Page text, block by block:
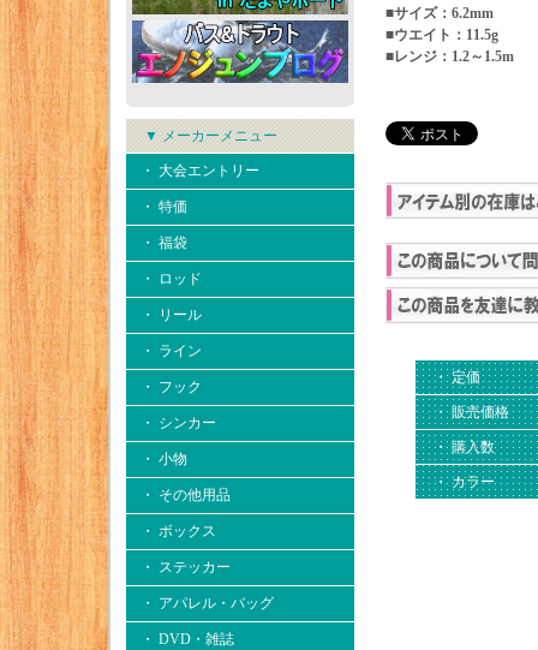
▼ メーカーメニュー
・ 大会エントリー
・ 特価
・ 福袋
・ ロッド
・ リール
・ ライン
・ フック
・ シンカー
・ 小物
・ その他用品
・ ボックス
・ ステッカー
・ アパレル・バッグ
・ DVD・雑誌
■サイズ：6.2mm
■ウエイト：11.5g
■レンジ：1.2～1.5m
・ 定価
・ 販売価格
・ 購入数
・ カラー